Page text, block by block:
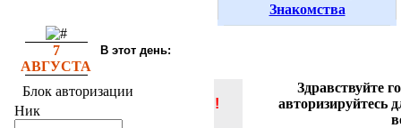
Знакомства
7
АВГУСТА
В этот день:
Блок авторизации
Ник
!
Здравствуйте
авторизируйтесь